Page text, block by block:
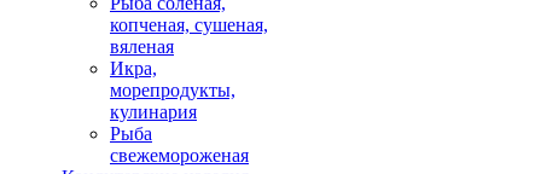
копченая, сушеная,
вяленая
Икра,
морепродукты,
кулинария
Рыба
свежемороженая